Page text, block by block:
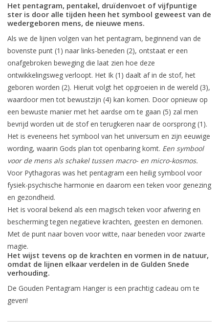
Het pentagram, pentakel, druïdenvoet of vijfpuntige
ster is door alle tijden heen het symbool geweest van de
wedergeboren mens, de nieuwe mens.
Als we de lijnen volgen van het pentagram, beginnend van de
bovenste punt (1) naar links-beneden (2), ontstaat er een
onafgebroken beweging die laat zien hoe deze
ontwikkelingsweg verloopt. Het Ik (1) daalt af in de stof, het
geboren worden (2). Hieruit volgt het opgroeien in de wereld (3),
waardoor men tot bewustzijn (4) kan komen. Door opnieuw op
een bewuste manier met het aardse om te gaan (5) zal men
bevrijd worden uit de stof en terugkeren naar de oorsprong (1).
Het is eveneens het symbool van het universum en zijn eeuwige
wording, waarin Gods plan tot openbaring komt. Een symbool
voor de mens als schakel tussen macro- en micro-kosmos.
Voor Pythagoras was het pentagram een heilig symbool voor
fysiek-psychische harmonie en daarom een teken voor genezing
en gezondheid.
Het is vooral bekend als een magisch teken voor afwering en
bescherming tegen negatieve krachten, geesten en demonen.
Met de punt naar boven voor witte, naar beneden voor zwarte
magie.
Het wijst tevens op de krachten en vormen in de natuur,
omdat de lijnen elkaar verdelen in de Gulden Snede
verhouding.
De Gouden Pentagram Hanger is een prachtig cadeau om te
geven!